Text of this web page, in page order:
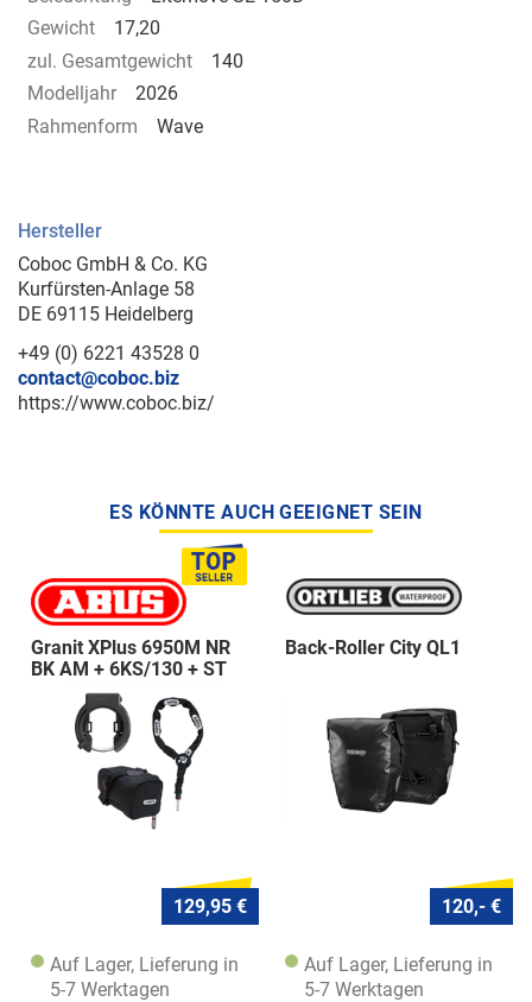
Gewicht
17,20
zul. Gesamtgewicht
140
Modelljahr
2026
Rahmenform
Wave
Hersteller
Coboc GmbH & Co. KG
Kurfürsten-Anlage 58
DE 69115 Heidelberg
+49 (0) 6221 43528 0
contact@coboc.biz
https://www.coboc.biz/
ES KÖNNTE AUCH GEEIGNET SEIN
Granit XPlus 6950M NR
BK AM + 6KS/130 + ST
129,95 €
Auf Lager, Lieferung in
5-7 Werktagen
Back-Roller City QL1
120,- €
Auf Lager, Lieferung in
5-7 Werktagen